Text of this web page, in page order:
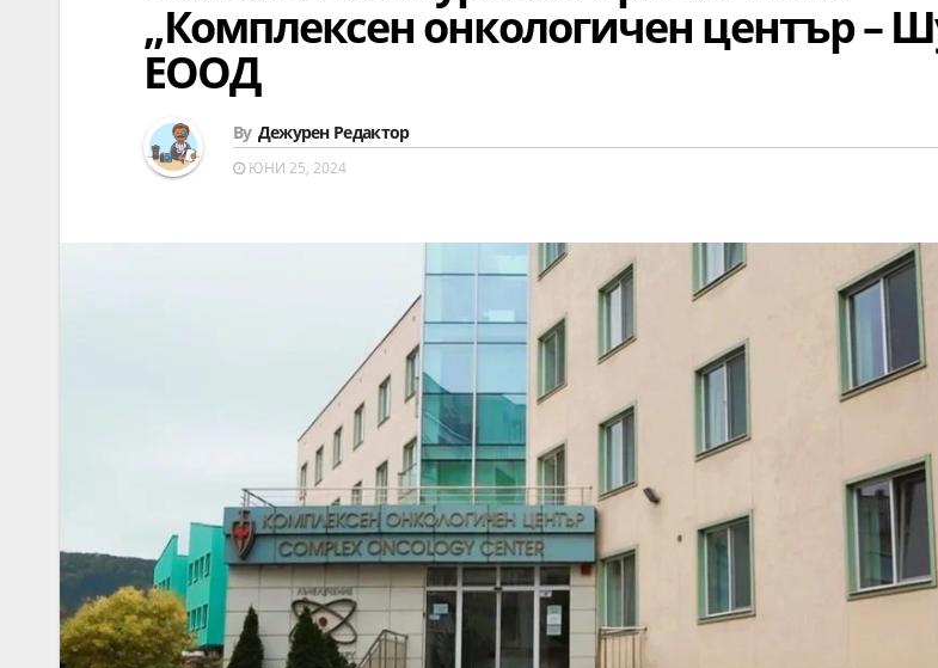
„Комплексен онкологичен център –
ЕООД
By Дежурен Редактор
ЮНИ 25, 2024